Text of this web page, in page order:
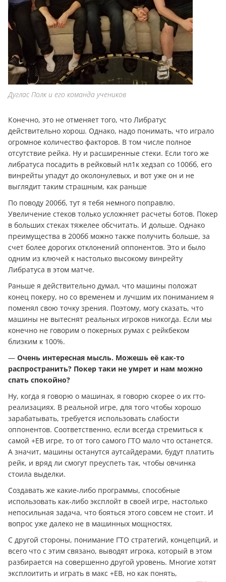
Дуглас Полк и его команда учеников
Конечно, это не отменяет того, что Либратус
действительно хорош. Однако, надо понимать, что играло
огромное количество факторов. В том числе полное
отсутствие рейка. Ну и расширенные стеки. Если того же
либратуса посадить в рейковый нл1к хедзап со 100бб, его
винрейты упадут до околонулевых, и вот уже он и не
выглядит таким страшным, как раньше
По поводу 200бб, тут я тебя немного поправлю.
Увеличение стеков только усложняет расчеты ботов. Покер
в больших стеках тяжелее обсчитать. И дольше. Однако
преимущества в 200бб можно также получить больше, за
счет более дорогих отклонений оппонентов. Это и было
одним из ключей к настолько высокому винрейту
Либратуса в этом матче.
Раньше я действительно думал, что машины положат
конец покеру, но со временем и лучшим их пониманием я
поменял свою точку зрения. Поэтому, могу сказать, что
машины не вытеснят реальных игроков никогда. Если мы
конечно не говорим о покерных румах с рейкбеком
близким к 100%.
— Очень интересная мысль. Можешь её как-то
распространить? Покер таки не умрет и нам можно
спать спокойно?
Ну, когда я говорю о машинах, я говорю скорее о их гто-
реализациях. В реальной игре, для того чтобы хорошо
зарабатывать, требуется использовать слабости
оппонентов. Соответственно, если всегда стремиться к
самой +ЕВ игре, то от того самого ГТО мало что останется.
А значит, машины останутся аутсайдерами, будут платить
рейк, и вряд ли смогут преуспеть так, чтобы овчинка
стоила выделки.
Создавать же какие-либо программы, способные
использовать как-либо эксплойт в своей игре, настолько
непосильная задача, что бояться этого совсем не стоит. И
вопрос уже далеко не в машинных мощностях.
С другой стороны, понимание ГТО стратегий, концепций, и
всего что с этим связано, выводят игрока, который в этом
разбирается на совершенно другой уровень. Многие хотят
эксплоитить и играть в макс +ЕВ, но как понять,